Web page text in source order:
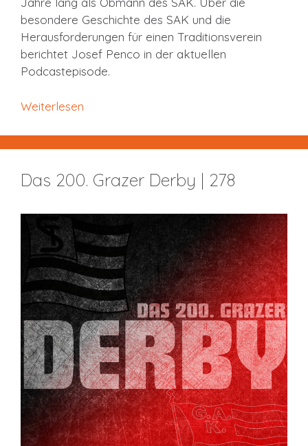
besondere Geschichte des SAK und die
Herausforderungen für einen Traditionsverein
berichtet Josef Penco in der aktuellen
Podcastepisode.
Weiterlesen
Das 200. Grazer Derby | 278